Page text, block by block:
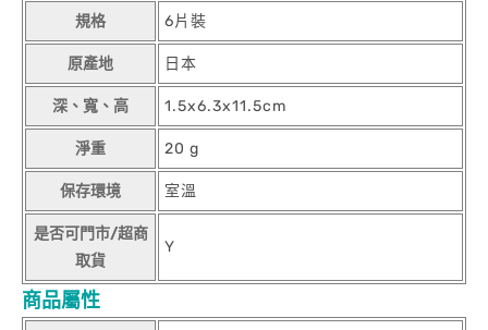
規格 6片裝
原產地 日本
深、寬、高 1.5x6.3x11.5cm
淨重 20 g
保存環境 室溫
是否可門市/超商
取貨
Y
商品屬性